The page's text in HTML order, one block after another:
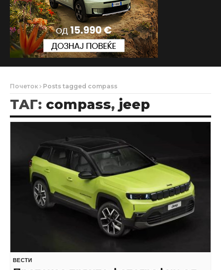
Почеток Posts tagged compass
ТАГ: compass, jeep
ВЕСТИ